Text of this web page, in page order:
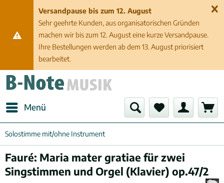
Versandpause bis zum 12. August
Sehr geehrte Kunden, aus organisatorischen Gründen
machen wir bis zum 12. August eine kurze Versandpause.
Ihre Bestellungen werden ab dem 13. August priorisiert
bearbeitet.
Menü
Solostimme mit/ohne Instrument
Fauré: Maria mater gratiae für zwei
Singstimmen und Orgel (Klavier) op.47/2